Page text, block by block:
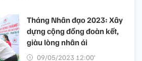
Tháng Nhân đạo 2023: Xây
dựng cộng đồng đoàn kết,
giàu lòng nhân ái
09/05/2023 12:00’